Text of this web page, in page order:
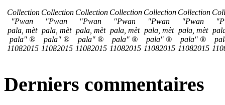
Collection
"Pwan
pala, mèt
pala" ®
11082015
Collection
"Pwan
pala, mèt
pala" ®
11082015
Collection
"Pwan
pala, mèt
pala" ®
11082015
Collection
"Pwan
pala, mèt
pala" ®
11082015
Collection
"Pwan
pala, mèt
pala" ®
11082015
Collection
"Pwan
pala, mèt
pala" ®
11082015
Derniers commentaires